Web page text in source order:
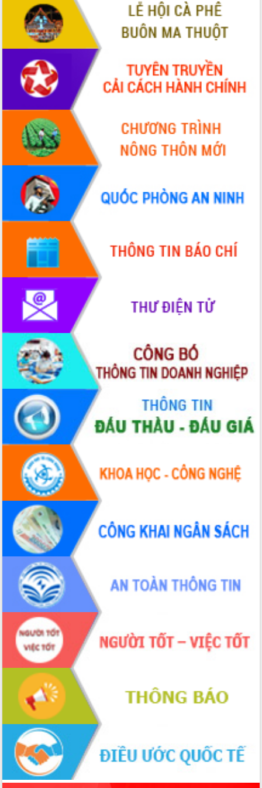
Thứ trưởng Bộ Y tế làm việc với tỉnh
Đắk Lắk về phát triển nhân lực y tế
cho trạm y tế cấp xã
Du lịch Đắk Lắk nâng tầm trải nghiệm
du khách thông qua Hệ thống cơ sở dữ
liệu và Bản đồ số
Tập huấn ứng dụng trí tuệ nhân tạo (AI)
trong thương mại điện tử năm 2026
Đoàn đại biểu Quốc hội tỉnh Đắk Lắk
trao đổi thông tin trước Kỳ họp thứ
nhất, Quốc hội khóa XVI
Quyết liệt cải cách hành chính, khơi
thông nguồn lực phát triển
Nâng cao hiệu lực, hiệu quả HĐND
tỉnh thông qua hiện đại hóa hành chính
Xã Ea Phê gắn cải cách hành chính với
chuyển đổi số
Phó Chủ tịch Thường trực UBND tỉnh
Hồ Thị Nguyên Thảo làm việc tại Trung
tâm Phục vụ hành chính công xã Ea
Xây dựng nền hành chính số đồng
hành cùng nông dân dân, doanh nghiệp
Giai đoạn 2026-2030, Đắk Lắk phấn
đấu có 77% xã đạt chuẩn nông thôn
Chuyển đổi số 'mở đường' cho nông
nghiệp Đắk Lắk tăng trưởng bứt phá
Triển khai đồng bộ đo đạc, lập hồ sơ
địa chính, hoàn thiện cơ sở dữ liệu đất
đai
Ứng dụng sinh trắc học - Bước tiến
trong hành trình chuyển đổi số tại Đắk
Lắk
Đắk Lắk nâng cao hiệu quả công tác
Đảng từ Sổ tay đảng viên điện tử
Đắk Lắk đẩy mạnh nuôi biển công
nghệ, hướng tới phát triển thủy sản
bền vững
Tập huấn nâng cao năng lực triển khai
chuyển đổi số cho cán bộ, công chức
cấp xã
Đắk Lắk phát động hưởng ứng Ngày
Quyền của người tiêu dùng Việt Nam
2026
Đẩy mạnh cải cách hành chính, quyết
tâm đạt được mục tiêu tăng trưởng
hai con số trong năm 2026
Tổ chức trang trọng Lễ hội Đền thờ
Lương Văn Chánh năm 2026
Phó Bí thư Tỉnh ủy Đắk Lắk Đỗ Hữu
Huy giữ chức Bí thư Đảng ủy Ủy Ban
Nhân dân tỉnh
Bệnh án điện tử thúc đẩy chuyển đổi
số y tế tại Đắk Lắk
Chuyển đổi số thư viện: Mở rộng
không gian tri thức trong thời đại số
Đánh giá, rút kinh nghiệm công tác tổ
chức diễn tập trước ngày bầu cử
Chương trình “Gặp gỡ hữu nghị –
Friendship Meeting New Year 2026”